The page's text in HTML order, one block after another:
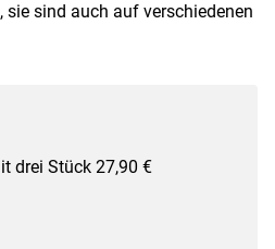
sind auch auf verschiedenen
drei Stück 27,90 €